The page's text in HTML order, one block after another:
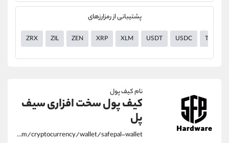
پشتیبانی از رمزارزهای
ZRX ZIL ZEN XRP XLM USDT USDC TUSD
نام کیف پول
کیف پول سخت افزاری سیف
پل
https://alirezamehrabi.com/cryptocurrency/wallet/safepal-wallet